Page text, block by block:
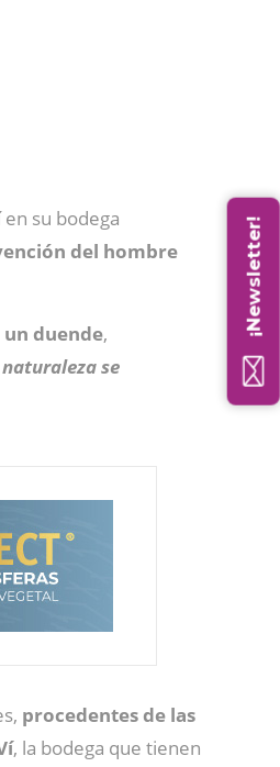
su bodega
del hombre
un duende,
se
procedentes de las
, la bodega que tienen
¡Newsletter!